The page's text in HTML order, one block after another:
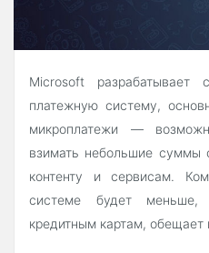
Microsoft разрабатывает
платежную систему,
микроплатежи —
взимать небольшие суммы
контенту и сервисам.
системе будет
кредитным картам, обещает